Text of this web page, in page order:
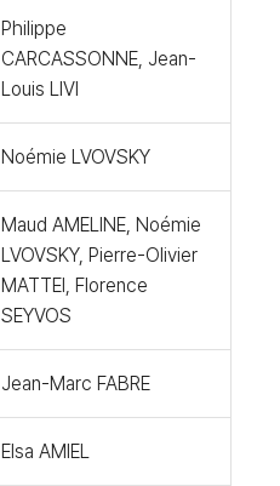
Philippe
CARCASSONNE, Jean-
Louis LIVI
Noémie LVOVSKY
Maud AMELINE, Noémie
LVOVSKY, Pierre-Olivier
MATTEI, Florence
SEYVOS
Jean-Marc FABRE
Elsa AMIEL